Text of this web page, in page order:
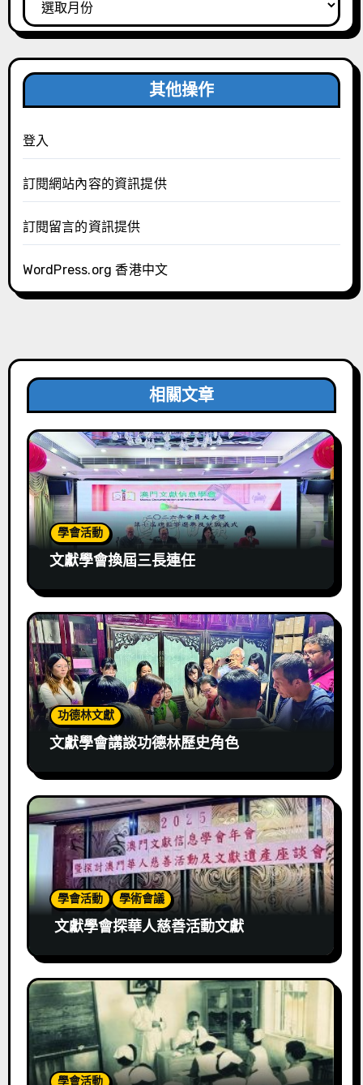
整
其他操作
登入
訂閱網站內容的資訊提供
訂閱留言的資訊提供
WordPress.org 香港中文
相關文章
學會活動
文獻學會換屆三長連任
功德林文獻
文獻學會講談功德林歷史角色
學會活動 學術會議
文獻學會探華人慈善活動文獻
學會活動